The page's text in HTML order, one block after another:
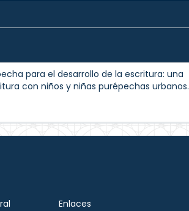
para el desarrollo de la escritura: una
con niños y niñas purépechas urbanos.
Enlaces